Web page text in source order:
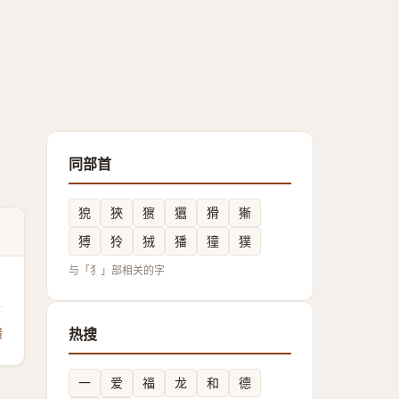
同部首
㹸 狹 㺙 㺧 猾
獑
猼
狑 狨 㺕 獞 獛
与「犭」部相关的字
热搜
一 爱 福 龙 和 德